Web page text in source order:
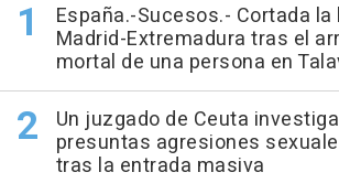
España.-Sucesos.- Cortada
Madrid-Extremadura tras el
mortal de una persona en
Un juzgado de Ceuta
presuntas agresiones
tras la entrada masiva